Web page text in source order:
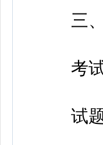
三、
考试
试题